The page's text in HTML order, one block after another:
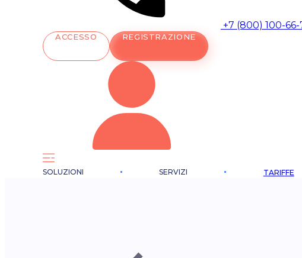
+7 (800) 100-66-
ACCESSO REGISTRAZIONE
SOLUZIONI SERVIZI TARIFFE